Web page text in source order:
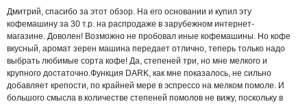
Дмитрий, спасибо за этот обзор. На его основании и купил эту
кофемашину за 30 т.р. на распродаже в зарубежном интернет-
магазине. Доволен! Возможно не пробовал иные кофемашины. Но кофе
вкусный, аромат зерен машина передает отлично, теперь только надо
выбрать любимые сорта кофе! Да, степеней три, но мне мелкого и
крупного достаточно.Функция DARK, как мне показалось, не сильно
добавляет крепости, по крайней мере в эспрессо на мелком помоле. И
большого смысла в количестве степеней помолов не вижу, поскольку в